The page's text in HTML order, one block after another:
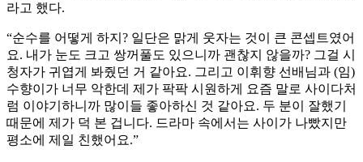
라고 했다.
“순수를 어떻게 하지? 일단은 맑게 웃자는 것이 큰 콘셉트였어
요. 내가 눈도 크고 쌍꺼풀도 있으니까 괜찮지 않을까? 그걸 시
청자가 귀엽게 봐줬던 거 같아요. 그리고 이휘향 선배님과 (임)
수향이가 너무 악한데 제가 팍팍 시원하게 요즘 말로 사이다처
럼 이야기하니까 많이들 좋아하신 것 같아요. 두 분이 잘했기
때문에 제가 덕 본 겁니다. 드라마 속에서는 사이가 나빴지만
평소에 제일 친했어요.”